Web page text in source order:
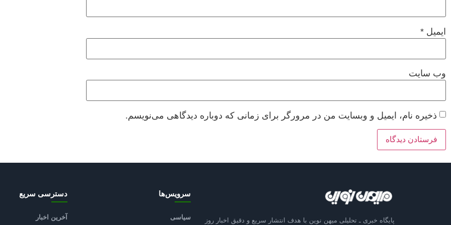
ایمیل *
وب‌ سایت
ذخیره نام، ایمیل و وبسایت من در مرورگر برای زمانی که دوباره دیدگاهی می‌نویسم.
پایگاه خبری ـ تحلیلی میهن نوین با هدف انتشار سریع و دقیق اخبار روز
سرویس‌ها
سیاسی
دسترسی سریع
آخرین اخبار